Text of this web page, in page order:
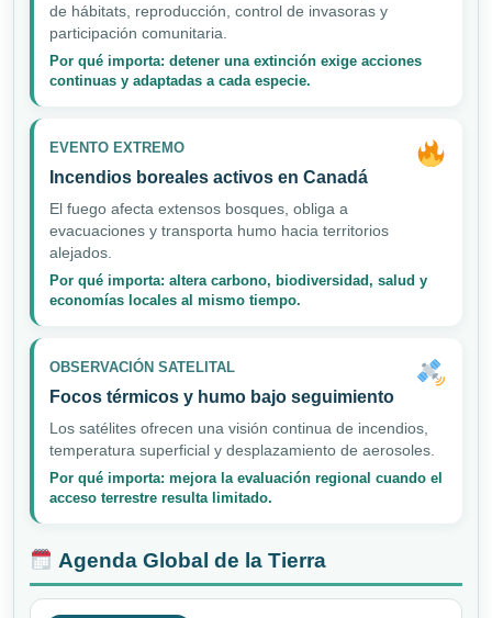
de hábitats, reproducción, control de invasoras y
participación comunitaria.
Por qué importa: detener una extinción exige acciones
continuas y adaptadas a cada especie.
EVENTO EXTREMO
Incendios boreales activos en Canadá
El fuego afecta extensos bosques, obliga a
evacuaciones y transporta humo hacia territorios
alejados.
Por qué importa: altera carbono, biodiversidad, salud y
economías locales al mismo tiempo.
OBSERVACIÓN SATELITAL
Focos térmicos y humo bajo seguimiento
Los satélites ofrecen una visión continua de incendios,
temperatura superficial y desplazamiento de aerosoles.
Por qué importa: mejora la evaluación regional cuando el
acceso terrestre resulta limitado.
Agenda Global de la Tierra